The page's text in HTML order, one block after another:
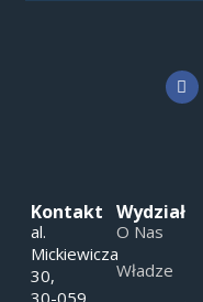
Kontakt
al.
Mickiewicza
30,
Wydział
O Nas
Władze